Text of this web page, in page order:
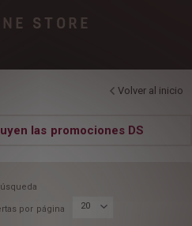
STORE
Volver al inicio
las promociones DS
por página 20